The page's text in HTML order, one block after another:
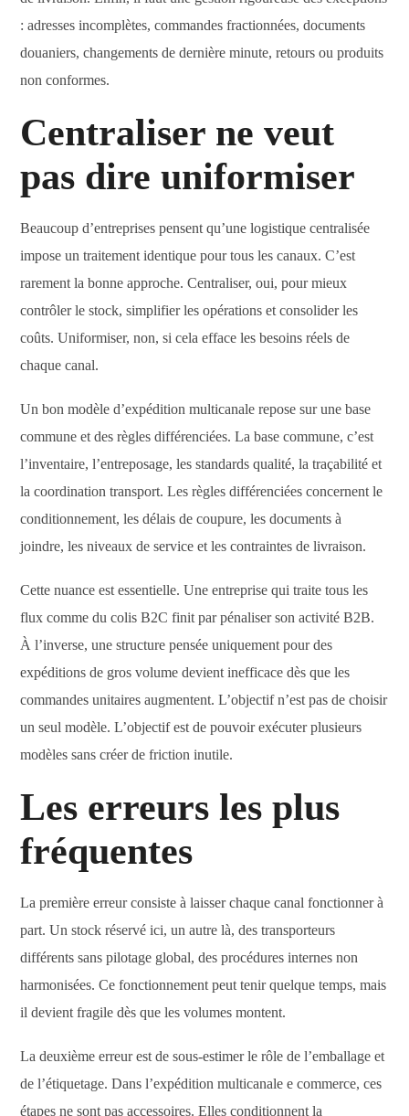
: adresses incomplètes, commandes fractionnées, documents
douaniers, changements de dernière minute, retours ou produits
non conformes.
Centraliser ne veut
pas dire uniformiser
Beaucoup d’entreprises pensent qu’une logistique centralisée
impose un traitement identique pour tous les canaux. C’est
rarement la bonne approche. Centraliser, oui, pour mieux
contrôler le stock, simplifier les opérations et consolider les
coûts. Uniformiser, non, si cela efface les besoins réels de
chaque canal.
Un bon modèle d’expédition multicanale repose sur une base
commune et des règles différenciées. La base commune, c’est
l’inventaire, l’entreposage, les standards qualité, la traçabilité et
la coordination transport. Les règles différenciées concernent le
conditionnement, les délais de coupure, les documents à
joindre, les niveaux de service et les contraintes de livraison.
Cette nuance est essentielle. Une entreprise qui traite tous les
flux comme du colis B2C finit par pénaliser son activité B2B.
À l’inverse, une structure pensée uniquement pour des
expéditions de gros volume devient inefficace dès que les
commandes unitaires augmentent. L’objectif n’est pas de choisir
un seul modèle. L’objectif est de pouvoir exécuter plusieurs
modèles sans créer de friction inutile.
Les erreurs les plus
fréquentes
La première erreur consiste à laisser chaque canal fonctionner à
part. Un stock réservé ici, un autre là, des transporteurs
différents sans pilotage global, des procédures internes non
harmonisées. Ce fonctionnement peut tenir quelque temps, mais
il devient fragile dès que les volumes montent.
La deuxième erreur est de sous-estimer le rôle de l’emballage et
de l’étiquetage. Dans l’expédition multicanale e commerce, ces
étapes ne sont pas accessoires. Elles conditionnent la